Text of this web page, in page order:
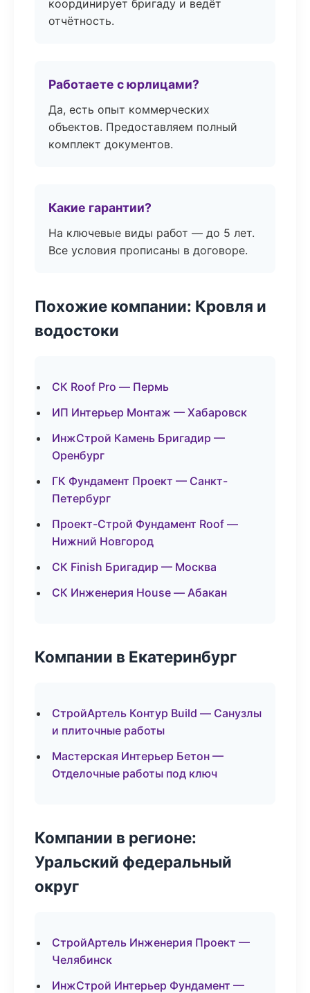
координирует бригаду и ведёт
отчётность.
Работаете с юрлицами?
Да, есть опыт коммерческих
объектов. Предоставляем полный
комплект документов.
Какие гарантии?
На ключевые виды работ — до 5 лет.
Все условия прописаны в договоре.
Похожие компании: Кровля и
водостоки
СК Roof Pro — Пермь
ИП Интерьер Монтаж — Хабаровск
ИнжСтрой Камень Бригадир —
Оренбург
ГК Фундамент Проект — Санкт-
Петербург
Проект-Строй Фундамент Roof —
Нижний Новгород
СК Finish Бригадир — Москва
СК Инженерия House — Абакан
Компании в Екатеринбург
СтройАртель Контур Build — Санузлы
и плиточные работы
Мастерская Интерьер Бетон —
Отделочные работы под ключ
Компании в регионе:
Уральский федеральный
округ
СтройАртель Инженерия Проект —
Челябинск
ИнжСтрой Интерьер Фундамент —